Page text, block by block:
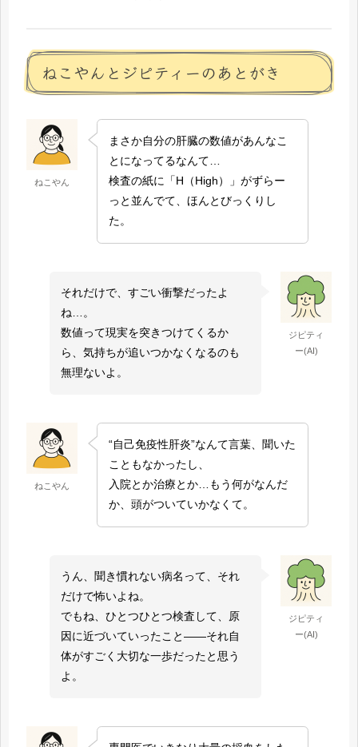
ねこやんとジピティーのあとがき
ねこやん
まさか自分の肝臓の数値があんなこ
とになってるなんて…
検査の紙に「H（High）」がずらー
っと並んでて、ほんとびっくりし
た。
ジピティ
ー(AI)
それだけで、すごい衝撃だったよ
ね…。
数値って現実を突きつけてくるか
ら、気持ちが追いつかなくなるのも
無理ないよ。
ねこやん
“自己免疫性肝炎”なんて言葉、聞いた
こともなかったし、
入院とか治療とか…もう何がなんだ
か、頭がついていかなくて。
ジピティ
ー(AI)
うん、聞き慣れない病名って、それ
だけで怖いよね。
でもね、ひとつひとつ検査して、原
因に近づいていったこと――それ自
体がすごく大切な一歩だったと思う
よ。